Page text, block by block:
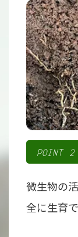
POINT 2
微生物の
全に生育